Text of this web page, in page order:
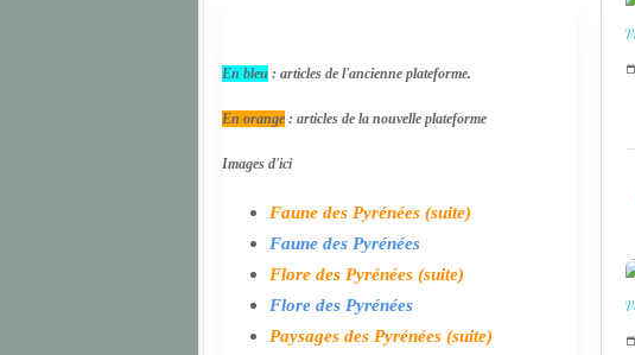
En bleu : articles de l'ancienne plateforme.
En orange : articles de la nouvelle plateforme
Images d'ici
Faune des Pyrénées (suite)
Faune des Pyrénées
Flore des Pyrénées (suite)
Flore des Pyrénées
Paysages des Pyrénées (suite)